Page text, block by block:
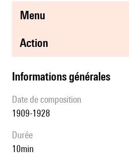
menu
action
informations générales
date de composition
1909-1928
durée
10min